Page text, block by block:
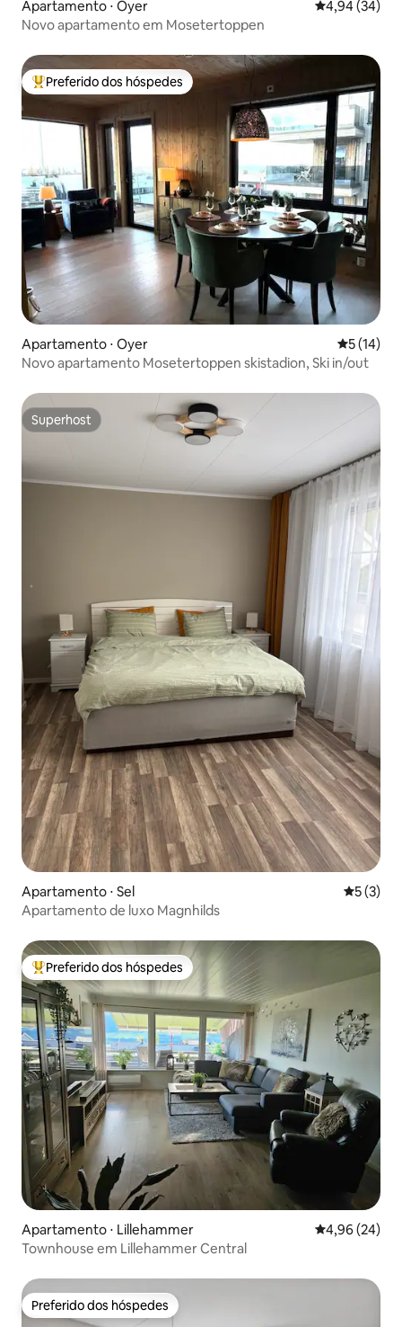
Apartamento ⋅ Oyer 4,94 de uma
4,94 (34)
Novo apartamento em Mosetertoppen
Entre os melhores preferidos dos hóspedes
Preferido dos hóspedes
Apartamento ⋅ Oyer 5 de uma
5 (14)
Novo apartamento Mosetertoppen skistadion, Ski in/out
Superhost
Superhost
Apartamento ⋅ Sel 5 de
5 (3)
Apartamento de luxo Magnhilds
Entre os melhores preferidos dos hóspedes
Preferido dos hóspedes
Apartamento ⋅ Lillehammer 4,96 de uma
4,96 (24)
Townhouse em Lillehammer Central
Preferido dos hóspedes
Preferido dos hóspedes